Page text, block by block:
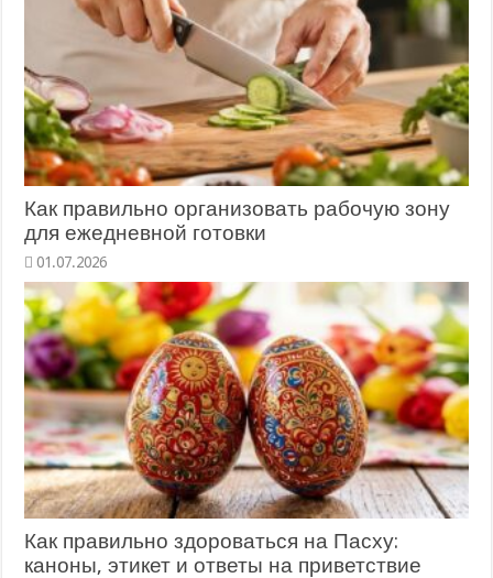
Как правильно организовать рабочую зону
для ежедневной готовки
Как правильно здороваться на Пасху:
каноны, этикет и ответы на приветствие